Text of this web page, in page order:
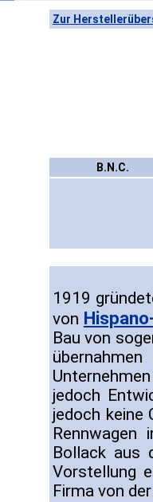
Zur
B.N.C.
1919
von
Bau von
jedoch
jedoch keine
Bollack aus
Vorstellung
Firma von